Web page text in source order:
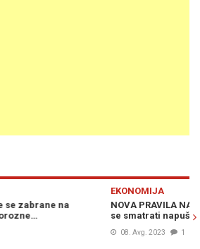
Sve što je ostavljeno na plaži može
zbog ležaljki možete pozvati policiju…